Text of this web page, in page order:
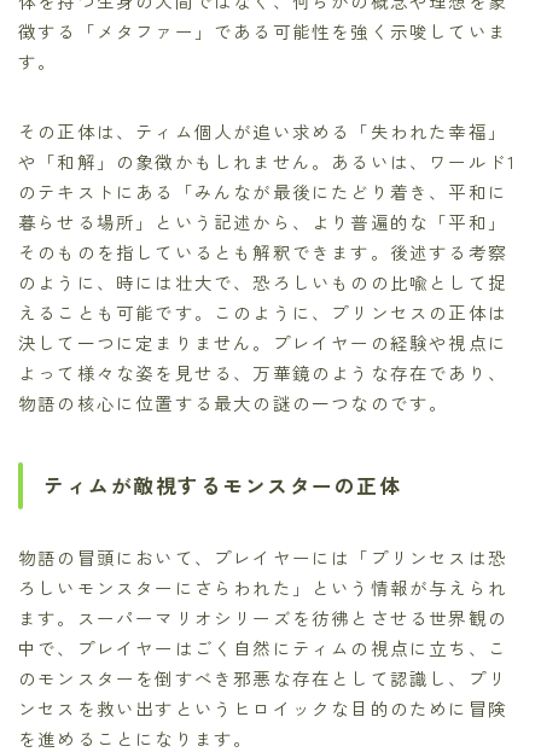
徴する「メタファー」である可能性を強く示唆していま
す。
その正体は、ティム個人が追い求める「失われた幸福」
や「和解」の象徴かもしれません。あるいは、ワールド1
のテキストにある「みんなが最後にたどり着き、平和に
暮らせる場所」という記述から、より普遍的な「平和」
そのものを指しているとも解釈できます。後述する考察
のように、時には壮大で、恐ろしいものの比喩として捉
えることも可能です。このように、プリンセスの正体は
決して一つに定まりません。プレイヤーの経験や視点に
よって様々な姿を見せる、万華鏡のような存在であり、
物語の核心に位置する最大の謎の一つなのです。
ティムが敵視するモンスターの正体
物語の冒頭において、プレイヤーには「プリンセスは恐
ろしいモンスターにさらわれた」という情報が与えられ
ます。スーパーマリオシリーズを彷彿とさせる世界観の
中で、プレイヤーはごく自然にティムの視点に立ち、こ
のモンスターを倒すべき邪悪な存在として認識し、プリ
ンセスを救い出すというヒロイックな目的のために冒険
を進めることになります。